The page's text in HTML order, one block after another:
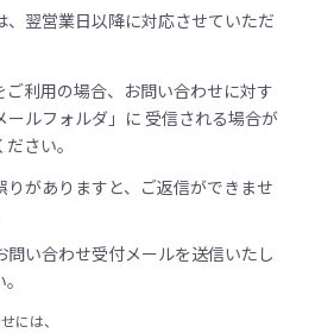
、翌営業日以降に対応させていただ
ご利用の場合、お問い合わせに対す
ールフォルダ」に 受信される場合が
さい。
りがありますと、ご返信ができませ
問い合わせ受付メールを送信いたし
には、